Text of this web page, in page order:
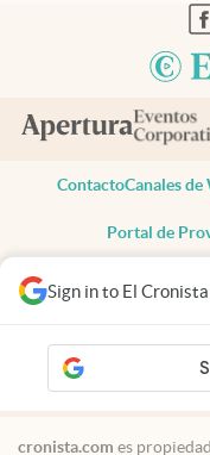
Sign in to El
ContactoCanales
Portal de
Todos
Tel:
cronista.com es